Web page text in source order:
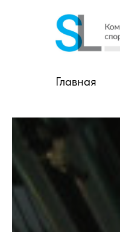
Главная